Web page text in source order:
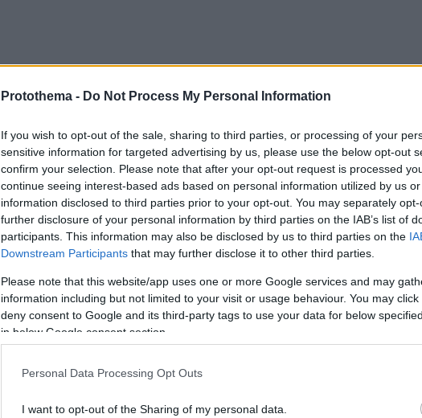
Protothema - Do Not Process My Personal Information
If you wish to opt-out of the sale, sharing to third parties, or processing of your
sensitive information for targeted advertising by us, please use the below opt-out
confirm your selection. Please note that after your opt-out request is processed
continue seeing interest-based ads based on personal information utilized by us
information disclosed to third parties prior to your opt-out. You may separately
further disclosure of your personal information by third parties on the IAB’s list of
participants. This information may also be disclosed by us to third parties on the
Downstream Participants that may further disclose it to other third parties.
Please note that this website/app uses one or more Google services and may
information including but not limited to your visit or usage behaviour. You may
deny consent to Google and its third-party tags to use your data for below
in below Google consent section.
Personal Data Processing Opt Outs
I want to opt-out of the Sharing of my personal data.